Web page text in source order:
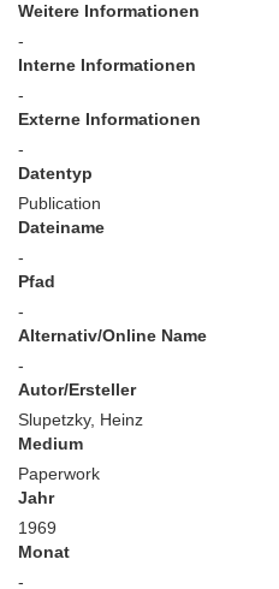
Weitere Informationen
-
Interne Informationen
-
Externe Informationen
-
Datentyp
Publication
Dateiname
-
Pfad
-
Alternativ/Online Name
-
Autor/Ersteller
Slupetzky, Heinz
Medium
Paperwork
Jahr
1969
Monat
-